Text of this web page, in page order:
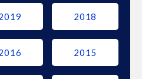
2018
2015